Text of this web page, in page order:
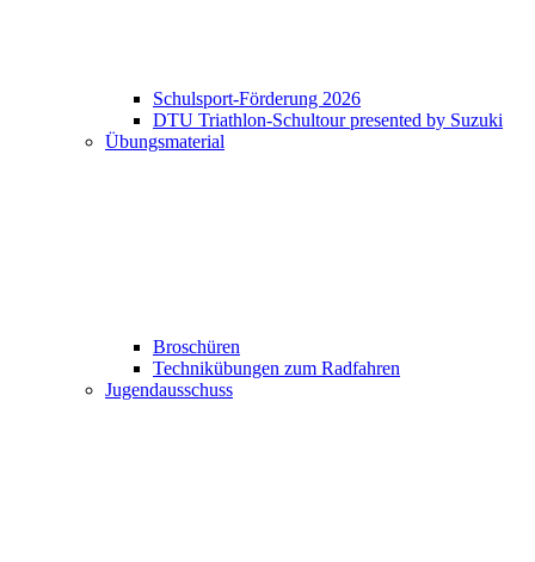
Schulsport-Förderung 2026
DTU Triathlon-Schultour presented by Suzuki
Übungsmaterial
Broschüren
Technikübungen zum Radfahren
Jugendausschuss